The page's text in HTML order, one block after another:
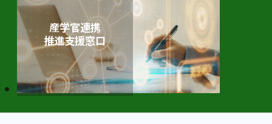
産学官連携
推進⽀援窓⼝